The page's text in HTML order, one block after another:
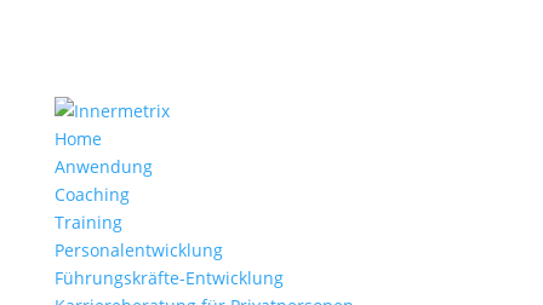
Home
Anwendung
Coaching
Training
Personalentwicklung
Führungskräfte-Entwicklung